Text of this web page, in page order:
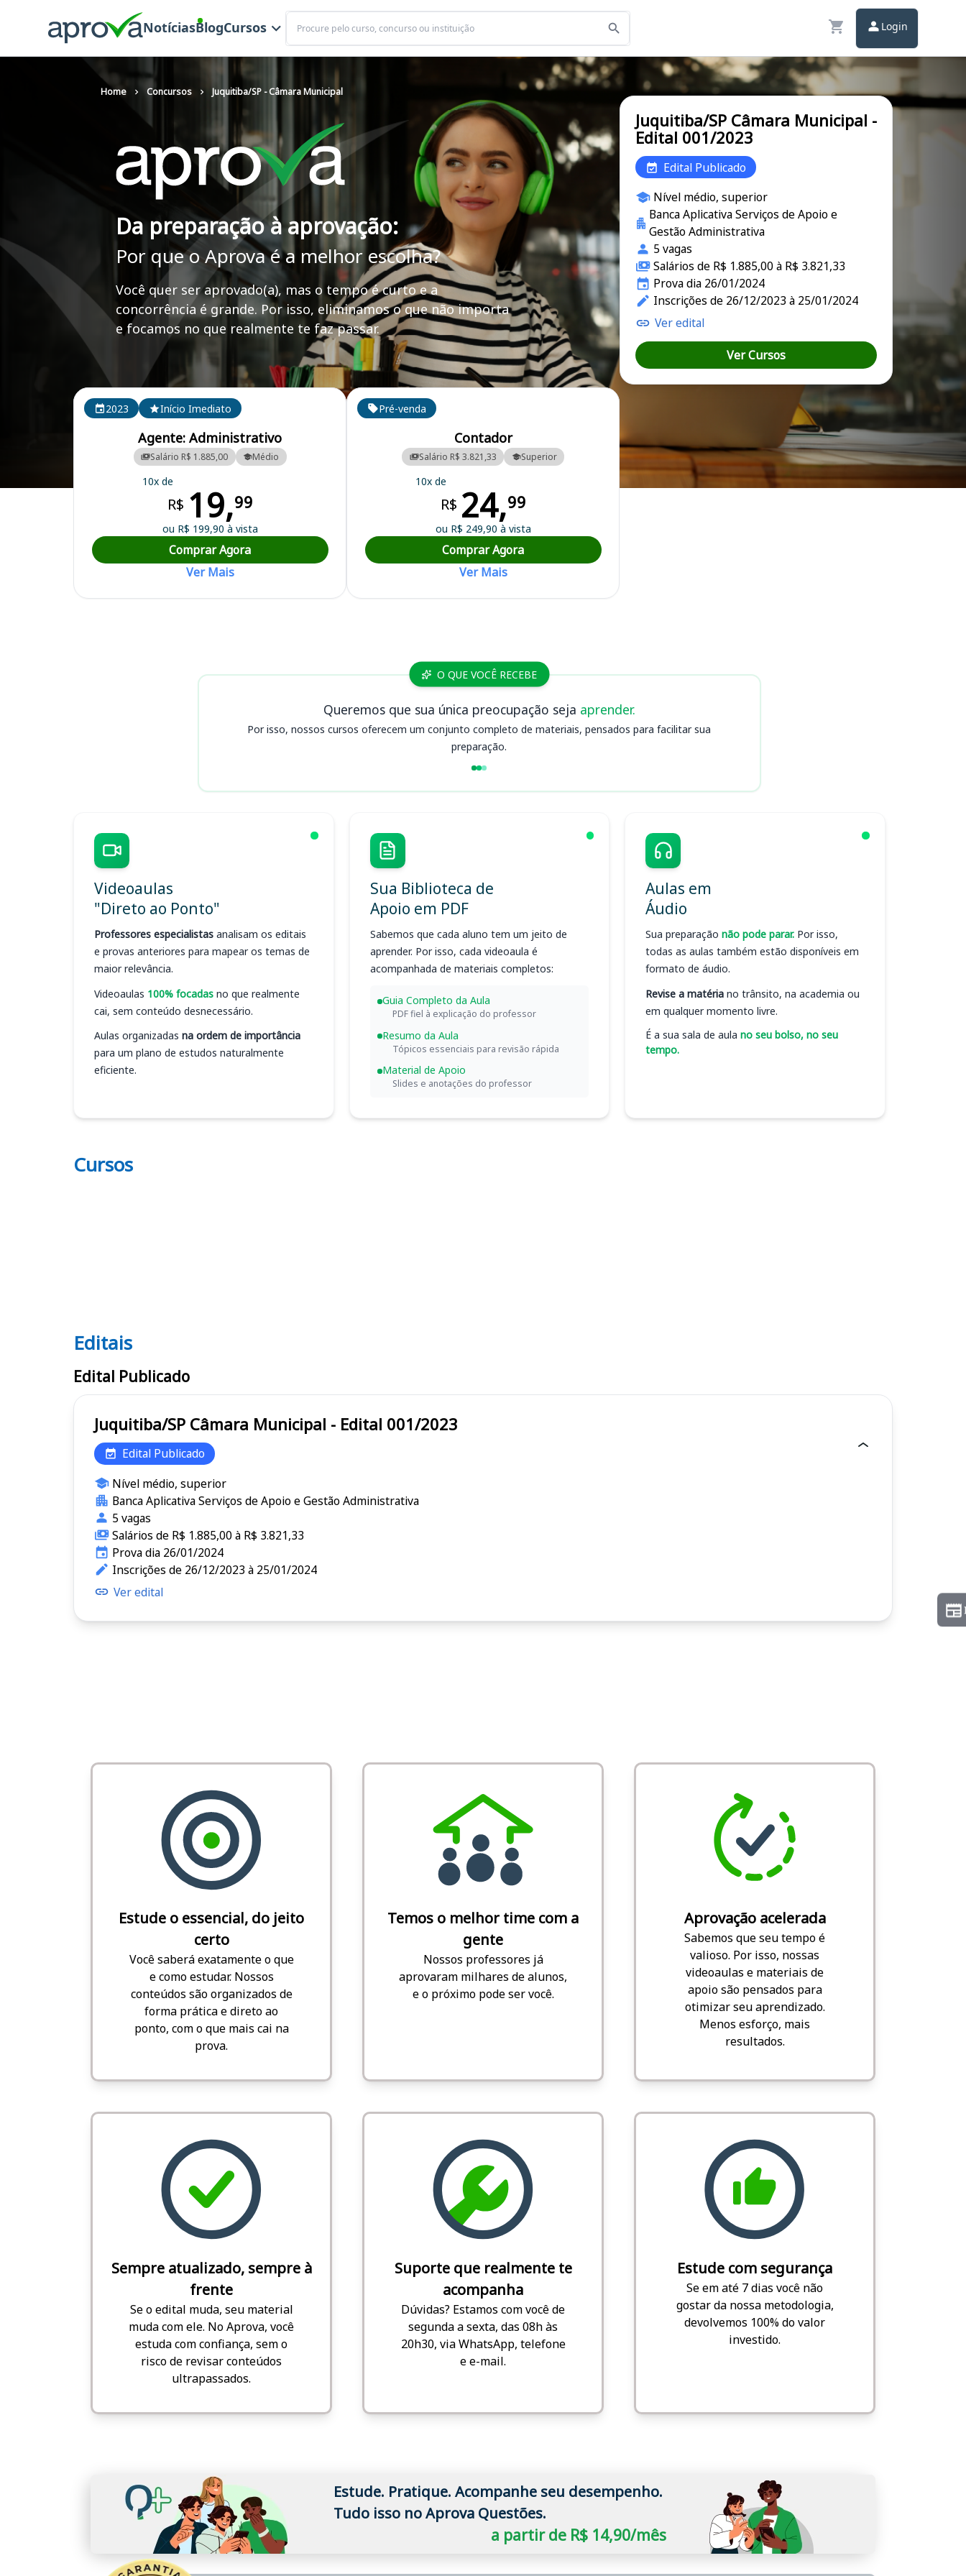
NotíciasBlogCursos
Buscar
Login
Home Concursos Juquitiba/SP - Câmara Municipal
Da preparação à aprovação:
Por que o Aprova é a melhor escolha?
Você quer ser aprovado(a), mas o tempo é curto e a
concorrência é grande. Por isso, eliminamos o que não importa
e focamos no que realmente te faz passar.
Curso Preparatório para o Concurso Juquitiba/SP - Câmara Municipal
Cursos em destaque para passar no concurso
2023
Início Imediato
Agente: Administrativo
Salário R$ 1.885,00 Médio
10x de
R$ 19,99
ou R$ 199,90 à vista
Comprar Agora
Ver Mais
Pré-venda
Contador
Salário R$ 3.821,33 Superior
10x de
R$ 24,99
ou R$ 249,90 à vista
Comprar Agora
Ver Mais
Juquitiba/SP Câmara Municipal -
Edital 001/2023
Edital Publicado
Nível médio, superior
Banca Aplicativa Serviços de Apoio e
Gestão Administrativa
5 vagas
Salários de R$ 1.885,00 à R$ 3.821,33
Prova dia 26/01/2024
Inscrições de 26/12/2023 à 25/01/2024
Ver edital
Ver Cursos
O QUE VOCÊ RECEBE
Queremos que sua única preocupação seja aprender.
Por isso, nossos cursos oferecem um conjunto completo de materiais, pensados para facilitar sua
preparação.
Videoaulas
"Direto ao Ponto"
Professores especialistas analisam os editais
e provas anteriores para mapear os temas de
maior relevância.
Videoaulas 100% focadas no que realmente
cai, sem conteúdo desnecessário.
Aulas organizadas na ordem de importância
para um plano de estudos naturalmente
eficiente.
Sua Biblioteca de
Apoio em PDF
Sabemos que cada aluno tem um jeito de
aprender. Por isso, cada videoaula é
acompanhada de materiais completos:
Guia Completo da Aula
PDF fiel à explicação do professor
Resumo da Aula
Tópicos essenciais para revisão rápida
Material de Apoio
Slides e anotações do professor
Aulas em
Áudio
Sua preparação não pode parar. Por isso,
todas as aulas também estão disponíveis em
formato de áudio.
Revise a matéria no trânsito, na academia ou
em qualquer momento livre.
É a sua sala de aula no seu bolso, no seu
tempo.
Cursos
Editais
Editais
Edital Publicado
Juquitiba/SP Câmara Municipal - Edital 001/2023
Edital Publicado
Nível médio, superior
Banca Aplicativa Serviços de Apoio e Gestão Administrativa
5 vagas
Salários de R$ 1.885,00 à R$ 3.821,33
Prova dia 26/01/2024
Inscrições de 26/12/2023 à 25/01/2024
Ver edital
Estude o essencial, do jeito
certo
Você saberá exatamente o que
e como estudar. Nossos
conteúdos são organizados de
forma prática e direto ao
ponto, com o que mais cai na
prova.
Temos o melhor time com a
gente
Nossos professores já
aprovaram milhares de alunos,
e o próximo pode ser você.
Aprovação acelerada
Sabemos que seu tempo é
valioso. Por isso, nossas
videoaulas e materiais de
apoio são pensados para
otimizar seu aprendizado.
Menos esforço, mais
resultados.
Sempre atualizado, sempre à
frente
Se o edital muda, seu material
muda com ele. No Aprova, você
estuda com confiança, sem o
risco de revisar conteúdos
ultrapassados.
Suporte que realmente te
acompanha
Dúvidas? Estamos com você de
segunda a sexta, das 08h às
20h30, via WhatsApp, telefone
e e-mail.
Estude com segurança
Se em até 7 dias você não
gostar da nossa metodologia,
devolvemos 100% do valor
investido.
Estude. Pratique. Acompanhe seu desempenho.
Tudo isso no Aprova Questões.
a partir de R$ 14,90/mês